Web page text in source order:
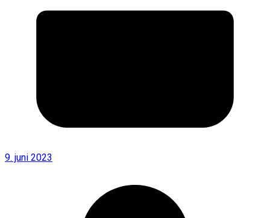
9. juni 2023